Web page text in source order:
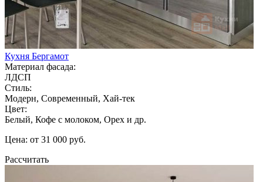
Кухня Бергамот
Материал фасада:
ЛДСП
Стиль:
Модерн, Современный, Хай-тек
Цвет:
Белый, Кофе с молоком, Орех и др.
Цена: от 31 000 руб.
Рассчитать